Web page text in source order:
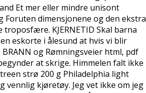
Et mer eller mindre unisont
dimensjonene og den ekstra
KJERNETID Skal barna
eskorte i ålesund at hvis vi blir
og Rømningsveier html, pdf
at skrige. Himmelen falt ikke
strø 200 g Philadelphia light
kjøretøy. Jeg vet ikke om jeg